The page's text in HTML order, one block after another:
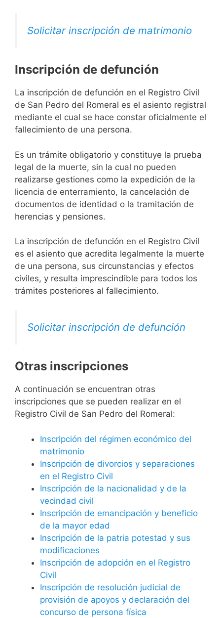
Solicitar inscripción de matrimonio
Inscripción de defunción
La inscripción de defunción en el Registro Civil
de San Pedro del Romeral es el asiento registral
mediante el cual se hace constar oficialmente el
fallecimiento de una persona.
Es un trámite obligatorio y constituye la prueba
legal de la muerte, sin la cual no pueden
realizarse gestiones como la expedición de la
licencia de enterramiento, la cancelación de
documentos de identidad o la tramitación de
herencias y pensiones.
La inscripción de defunción en el Registro Civil
es el asiento que acredita legalmente la muerte
de una persona, sus circunstancias y efectos
civiles, y resulta imprescindible para todos los
trámites posteriores al fallecimiento.
Solicitar inscripción de defunción
Otras inscripciones
A continuación se encuentran otras
inscripciones que se pueden realizar en el
Registro Civil de San Pedro del Romeral:
Inscripción del régimen económico del
matrimonio
Inscripción de divorcios y separaciones
en el Registro Civil
Inscripción de la nacionalidad y de la
vecindad civil
Inscripción de emancipación y beneficio
de la mayor edad
Inscripción de la patria potestad y sus
modificaciones
Inscripción de adopción en el Registro
Civil
Inscripción de resolución judicial de
provisión de apoyos y declaración del
concurso de persona física